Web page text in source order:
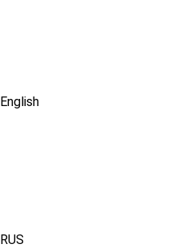
English
RUS